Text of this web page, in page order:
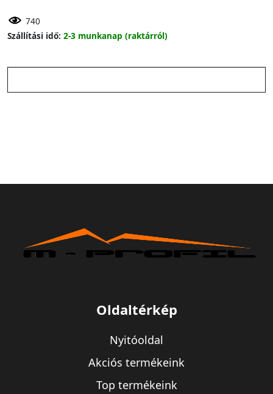
740
Szállítási idő: 2-3 munkanap (raktárról)
Oldaltérkép
Nyitóoldal
Akciós termékeink
Top termékeink